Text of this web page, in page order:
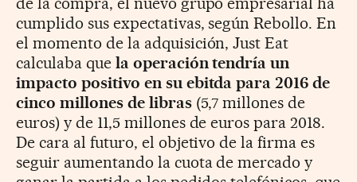
cumplido sus expectativas, según Rebollo. En
el momento de la adquisición, Just Eat
calculaba que la operación tendría un
impacto positivo en su ebitda para 2016 de
cinco millones de libras(5,7 millones de
euros) y de 11,5 millones de euros para 2018.
De cara al futuro, el objetivo de la firma es
seguir aumentando la cuota de mercado y